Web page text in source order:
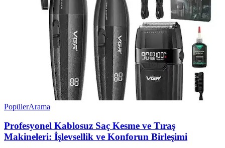
PopülerArama
Profesyonel Kablosuz Saç Kesme ve Tıraş
Makineleri: İşlevsellik ve Konforun Birleşimi